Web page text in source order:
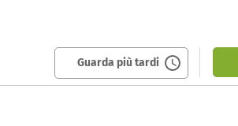
Guarda più tardi